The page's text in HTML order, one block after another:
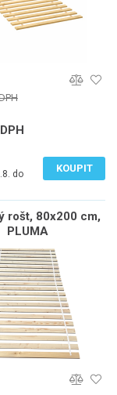
do
KOUPIT
rošt, 80x200 cm,
PLUMA